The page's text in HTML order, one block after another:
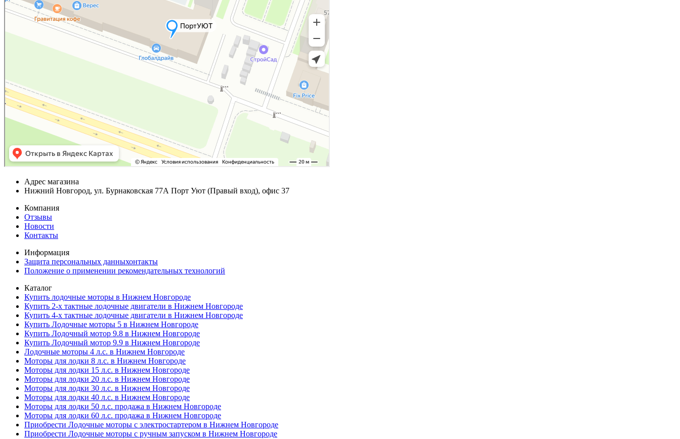
Адрес магазина
Нижний Новгород, ул. Бурнаковская 77А Порт Уют (Правый вход), офис 37
Компания
Отзывы
Новости
Контакты
Информация
Защита персональных данныхонтакты
Положение о применении рекомендательных технологий
Каталог
Купить лодочные моторы в Нижнем Новгороде
Купить 2-х тактные лодочные двигатели в Нижнем Новгороде
Купить 4-х тактные лодочные двигатели в Нижнем Новгороде
Купить Лодочные моторы 5 в Нижнем Новгороде
Купить Лодочный мотор 9.8 в Нижнем Новгороде
Купить Лодочный мотор 9.9 в Нижнем Новгороде
Лодочные моторы 4 л.с. в Нижнем Новгороде
Моторы для лодки 8 л.с. в Нижнем Новгороде
Моторы для лодки 15 л.с. в Нижнем Новгороде
Моторы для лодки 20 л.с. в Нижнем Новгороде
Моторы для лодки 30 л.с. в Нижнем Новгороде
Моторы для лодки 40 л.с. в Нижнем Новгороде
Моторы для лодки 50 л.с. продажа в Нижнем Новгороде
Моторы для лодки 60 л.с. продажа в Нижнем Новгороде
Приобрести Лодочные моторы с электростартером в Нижнем Новгороде
Приобрести Лодочные моторы с ручным запуском в Нижнем Новгороде